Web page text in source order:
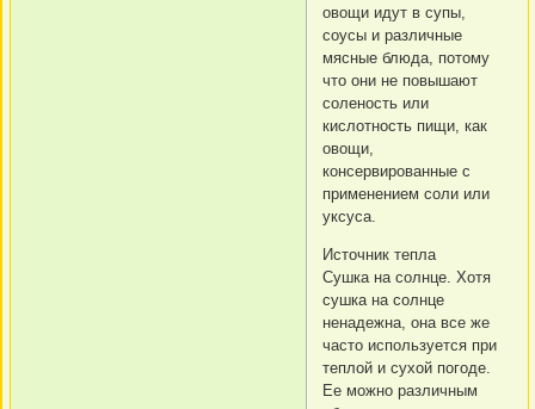
овощи идут в супы,
соусы и различные
мясные блюда, потому
что они не повышают
соленость или
кислотность пищи, как
овощи,
консервированные с
применением соли или
уксуса.
Источник тепла
Сушка на солнце. Хотя
сушка на солнце
ненадежна, она все же
часто используется при
теплой и сухой погоде.
Ее можно различным